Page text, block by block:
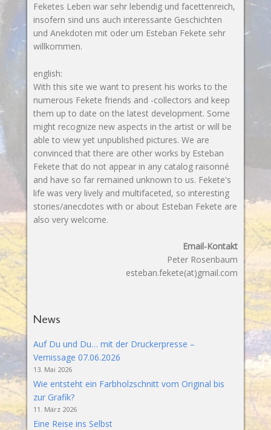
Feketes Leben war sehr lebendig und facettenreich,
insofern sind uns auch interessante Geschichten
und Anekdoten mit oder um Esteban Fekete sehr
willkommen.
english:
With this site we want to present his works to the
numerous Fekete friends and -collectors and keep
them up to date on the latest development. Some
might recognize new aspects in the artist or will be
able to view yet unpublished pictures. We are
convinced that there are other works by Esteban
Fekete that do not appear in any catalog raisonné
and have so far remained unknown to us. Fekete's
life was very lively and multifaceted, so interesting
stories/anecdotes with or about Esteban Fekete are
also very welcome.
Email-Kontakt
Peter Rosenbaum
esteban.fekete(at)gmail.com
News
Auf Du und Du… mit der Druckerpresse –
Vernissage 07.06.2026
13. Mai 2026
Wie entsteht ein Farbholzschnitt vom Original bis
zur Grafik?
11. März 2026
Eine Reise ins Selbst